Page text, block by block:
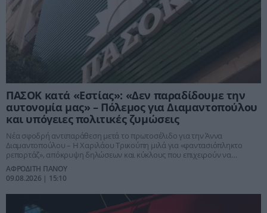
ΠΑΣΟΚ κατά «Εστίας»: «Δεν παραδίδουμε την
αυτονομία μας» – Πόλεμος για Διαμαντοπούλου
και υπόγειες πολιτικές ζυμώσεις
Νέα σφοδρή αντιπαράθεση μετά το πρωτοσέλιδο για την Άννα
Διαμαντοπούλου – Η Χαριλάου Τρικούπη μιλά για «φαντασιόπληκτο
ρεπορτάζ», απόκρυψη δηλώσεων και κύκλους που επιχειρούν να
διαμορφώσουν πολιτικές εξελίξεις στο εσωτερικό της Κεντροαριστεράς
ΑΦΡΟΔΙΤΗ ΠΑΝΟΥ
09.08.2026 | 15:10